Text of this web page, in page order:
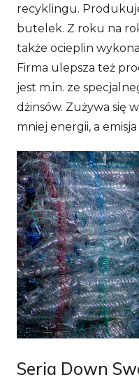
recyklingu.
butelek. Z roku na
także ocieplin
Firma ulepsza też
jest m.in. ze
dżinsów. Zużywa się
mniej energii, a
Seria Down